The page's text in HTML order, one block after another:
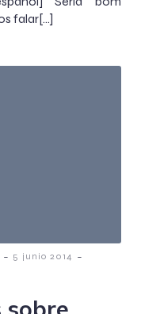
falar[…]
- 5 junio 2014 -
sobre